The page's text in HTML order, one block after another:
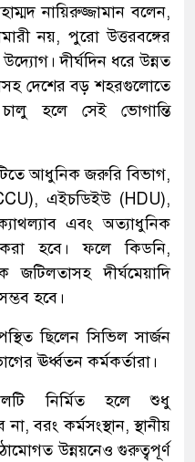
নায়িরুজ্জামান বলেন,
নয়, পুরো উত্তরবঙ্গের
দীর্ঘদিন ধরে উন্নত
দেশের বড় শহরগুলোতে
হলে সেই ভোগান্তি
আধুনিক জরুরি বিভাগ,
এইচডিইউ (HDU),
এবং অত্যাধুনিক
হবে। ফলে কিডনি,
জটিলতাসহ দীর্ঘমেয়াদি
হবে।
ছিলেন সিভিল সার্জন
ঊর্ধ্বতন কর্মকর্তারা।
নির্মিত হলে শুধু
বরং কর্মসংস্থান, স্থানীয়
উন্নয়নেও গুরুত্বপূর্ণ